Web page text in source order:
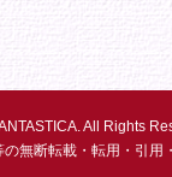
All Rights
無断転載・転用・引用